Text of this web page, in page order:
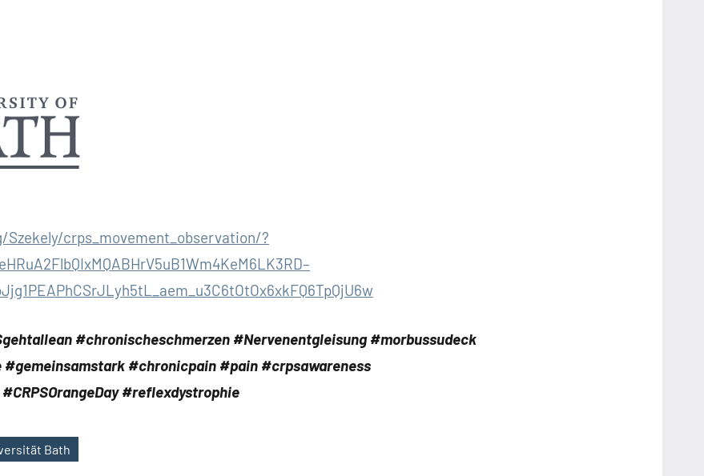
crps_movement_observation/?
#chronischeschmerzen #Nervenentgleisung #morbussudeck
#chronicpain #pain #crpsawareness
#reflexdystrophie
Bath